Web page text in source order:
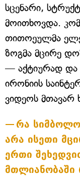
სცენარი,
მოითხოვდა.
თითოეულმა
ზოგმა მცირე
— აქტიურად და
ირონიის
ვიდეოს მთავარ
რა
არა ისეთი
ერთი
მთლიანობაში